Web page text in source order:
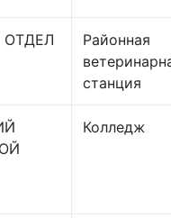
ОТДЕЛ
Районная
станция
Колледж